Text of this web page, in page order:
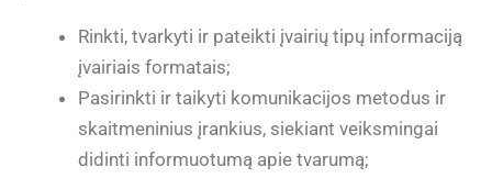
Rinkti, tvarkyti ir pateikti įvairių tipų informaciją
įvairiais formatais;
Pasirinkti ir taikyti komunikacijos metodus ir
skaitmeninius įrankius, siekiant veiksmingai
didinti informuotumą apie tvarumą;